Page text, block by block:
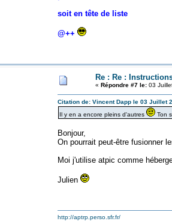
soit en tête de liste
@++
Re : Re :
« Répondre #7 le:03
Citation de: Vincent Dapp le 03 Juillet
Il y en a encore pleins d'autres
Ton
Bonjour,
On pourrait peut-être fusionner
Moi j'utilise atpic comme
Julien
http://aptrp.perso.sfr.fr/